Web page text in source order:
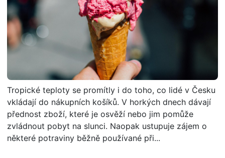
Tropické teploty se promítly i do toho, co lidé v Česku
vkládají do nákupních košíků. V horkých dnech dávají
přednost zboží, které je osvěží nebo jim pomůže
zvládnout pobyt na slunci. Naopak ustupuje zájem o
některé potraviny běžně používané při...